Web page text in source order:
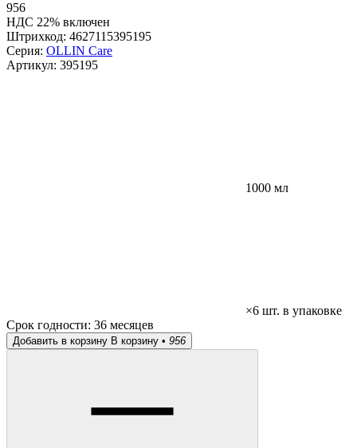
956
НДС 22% включен
Штрихкод: 4627115395195
Серия: OLLIN Care
Артикул: 395195
1000 мл
×6 шт. в упаковке
Срок годности: 36 месяцев
Добавить в корзину В корзину • 956